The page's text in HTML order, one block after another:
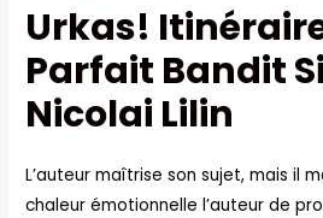
Urkas!
Parfait Bandit
Nicolai Lilin
L’auteur maîtrise son sujet, mais il
chaleur émotionnelle l’auteur de